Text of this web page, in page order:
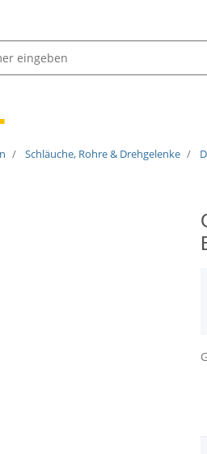
Schläuche, Rohre & Drehgelenke